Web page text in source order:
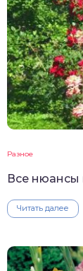
Разное
Все нюансы
Читать далее